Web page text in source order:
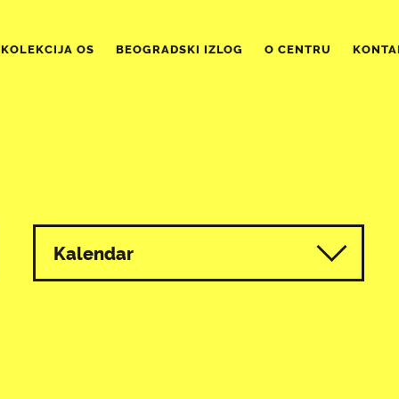
KOLEKCIJA OS BEOGRADSKI IZLOG O CENTRU
Kalendar